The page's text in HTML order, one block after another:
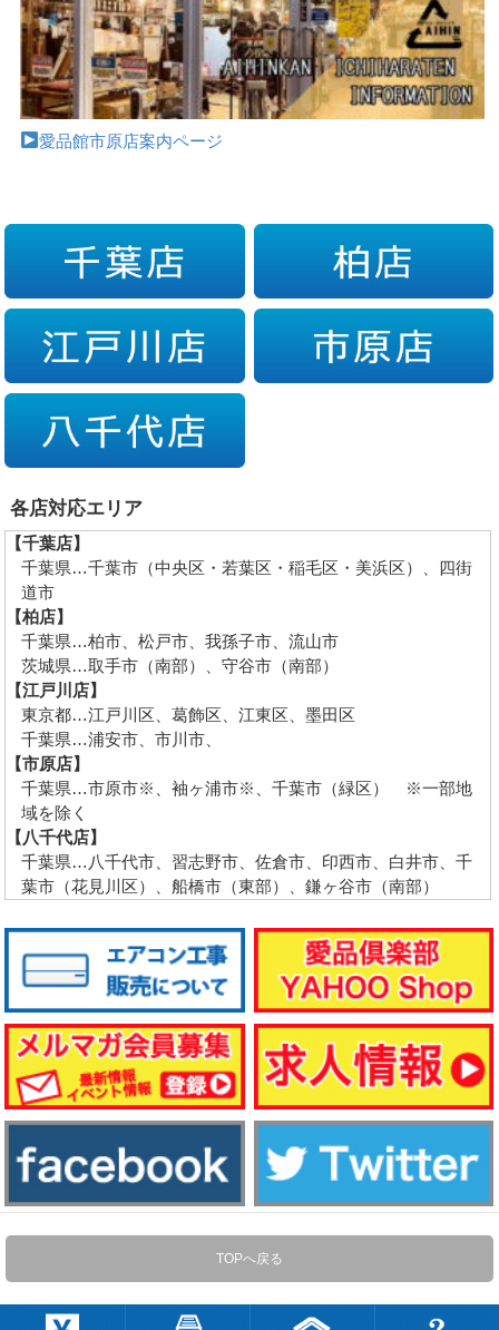
愛品館市原店案内ページ
各店対応エリア
【千葉店】
千葉県…千葉市（中央区・若葉区・稲毛区・美浜区）、四街
道市
【柏店】
千葉県…柏市、松戸市、我孫子市、流山市
茨城県…取手市（南部）、守谷市（南部）
【江戸川店】
東京都…江戸川区、葛飾区、江東区、墨田区
千葉県…浦安市、市川市、
【市原店】
千葉県…市原市※、袖ヶ浦市※、千葉市（緑区） ※一部地
域を除く
【八千代店】
千葉県…八千代市、習志野市、佐倉市、印西市、白井市、千
葉市（花見川区）、船橋市（東部）、鎌ヶ谷市（南部）
TOPへ戻る